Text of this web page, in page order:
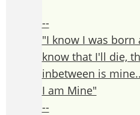
--
"I know I was born
know that I'll die,
inbetween is
I am Mine"
--